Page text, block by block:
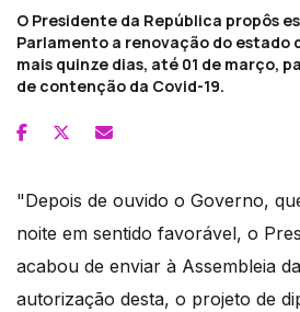
O Presidente da República propôs
Parlamento a renovação do estado
mais quinze dias, até 01 de março,
de contenção da Covid-19.
"Depois de ouvido o Governo,
noite em sentido favorável, o
acabou de enviar à Assembleia
autorização desta, o projeto de